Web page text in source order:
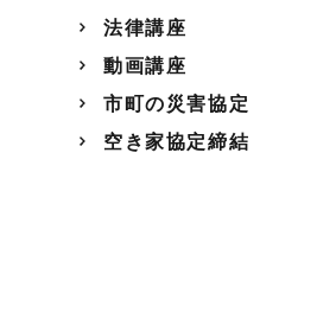
法律講座
動画講座
市町の災害協定
空き家協定締結